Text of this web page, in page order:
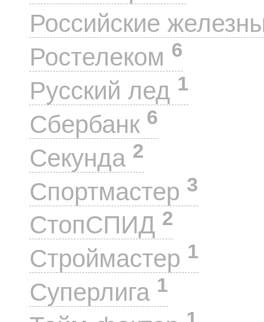
Российские
Ростелеком 6
Русский лед 1
Сбербанк 6
Секунда 2
Спортмастер 3
СтопСПИД 2
Строймастер 1
Суперлига 1